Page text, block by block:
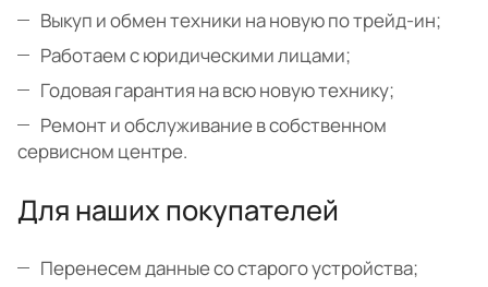
Выкуп и обмен техники на новую по трейд-ин;
Работаем с юридическими лицами;
Годовая гарантия на всю новую технику;
Ремонт и обслуживание в собственном
сервисном центре.
Для наших покупателей
Перенесем данные со старого устройства;